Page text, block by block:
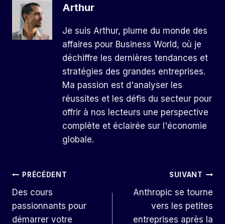
Arthur
Je suis Arthur, plume du monde des
affaires pour Business World, où je
déchiffre les dernières tendances et
stratégies des grandes entreprises.
Ma passion est d'analyser les
réussites et les défis du secteur pour
offrir à nos lecteurs une perspective
complète et éclairée sur l'économie
globale.
Navigation
De
L’article
PRÉCÉDENT
Des cours
passionnants pour
démarrer votre
SUIVANT
Anthropic se tourne
vers les petites
entreprises après la